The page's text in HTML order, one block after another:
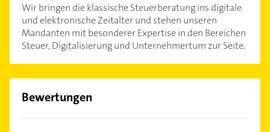
Wir bringen die klassische Steuerberatung ins digitale
und elektronische Zeitalter und stehen unseren
Mandanten mit besonderer Expertise in den Bereichen
Steuer, Digitalisierung und Unternehmertum zur Seite.
Bewertungen